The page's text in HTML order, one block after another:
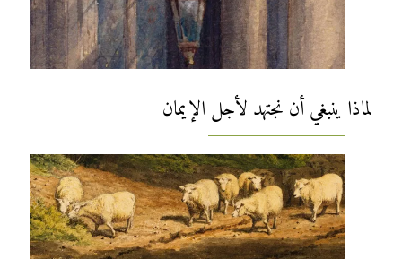
لماذا ينبغي أن نجتهد لأجل الإيمان